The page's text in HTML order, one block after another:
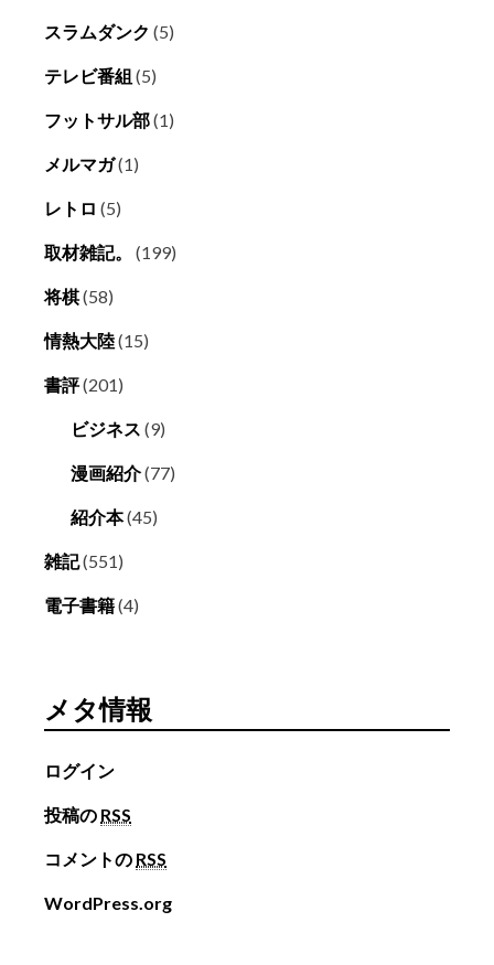
スラムダンク (5)
テレビ番組 (5)
フットサル部(1)
メルマガ(1)
レトロ (5)
取材雑記。 (199)
将棋(58)
情熱大陸(15)
書評(201)
ビジネス (9)
漫画紹介(77)
紹介本(45)
雑記(551)
電子書籍(4)
メタ情報
ログイン
投稿の RSS
コメントの RSS
WordPress.org